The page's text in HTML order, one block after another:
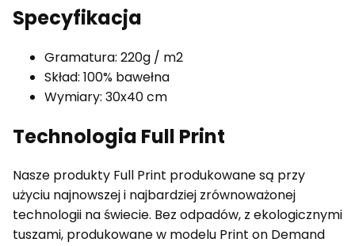
Specyfikacja
Gramatura: 220g / m2
Skład: 100% bawełna
Wymiary: 30x40 cm
Technologia Full Print
Nasze produkty Full Print produkowane są przy
użyciu najnowszej i najbardziej zrównoważonej
technologii na świecie. Bez odpadów, z ekologicznymi
tuszami, produkowane w modelu Print on Demand